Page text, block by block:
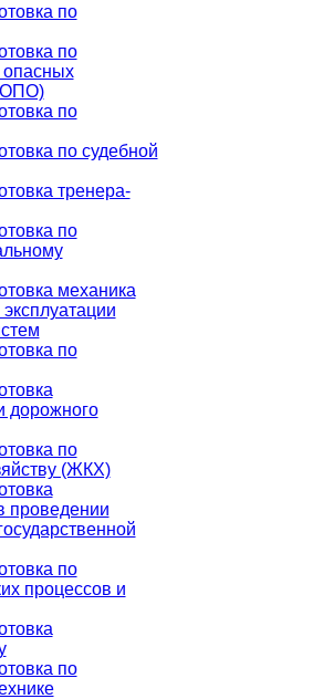
по
по
по
по судебной
тренера-
по
механика
по
дорожного
по
(ЖКХ)
проведении
по
процессов и
по